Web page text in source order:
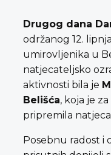
Drugog dana
održanog 12.
umirovljenika u
natjecateljsko
aktivnosti bila je
Belišća, koja je
pripremila
Posebnu radost i